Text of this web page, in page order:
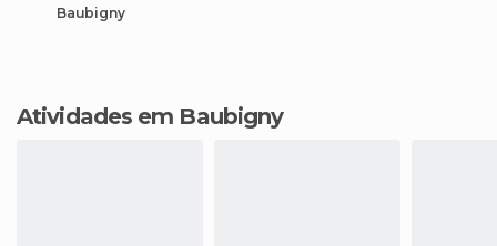
Baubigny
Atividades em Baubigny